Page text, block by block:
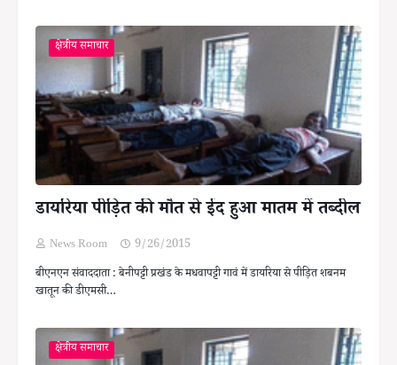
क्षेत्रीय समाचार
डायरिया पीड़ित की मौत से ईद हुआ मातम में तब्दील
News Room
9/26/2015
बीएनएन संवाददाता : बेनीपट्टी प्रखंड के मधवापट्टी गावं में डायरिया से पीड़ित शबनम
खातून की डीएमसी…
क्षेत्रीय समाचार